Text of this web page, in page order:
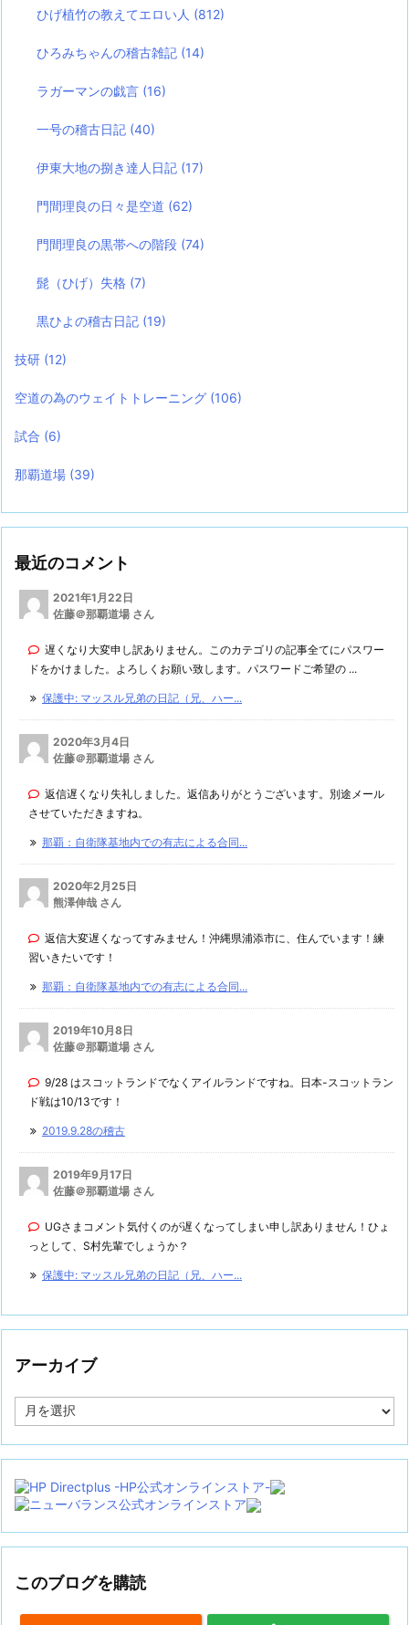
ひげ植竹の教えてエロい人 (812)
ひろみちゃんの稽古雑記 (14)
ラガーマンの戯言 (16)
一号の稽古日記 (40)
伊東大地の捌き達人日記 (17)
門間理良の日々是空道 (62)
門間理良の黒帯への階段 (74)
髭（ひげ）失格 (7)
黒ひよの稽古日記 (19)
技研 (12)
空道の為のウェイトトレーニング (106)
試合 (6)
那覇道場 (39)
最近のコメント
2021年1月22日
佐藤＠那覇道場 さん
遅くなり大変申し訳ありません。このカテゴリの記事全てにパスワー
ドをかけました。よろしくお願い致します。パスワードご希望の ...
保護中: マッスル兄弟の日記（兄、ハー...
2020年3月4日
佐藤＠那覇道場 さん
返信遅くなり失礼しました。返信ありがとうございます。別途メール
させていただきますね。
那覇：自衛隊基地内での有志による合同...
2020年2月25日
熊澤伸哉 さん
返信大変遅くなってすみません！沖縄県浦添市に、住んでいます！練
習いきたいです！
那覇：自衛隊基地内での有志による合同...
2019年10月8日
佐藤＠那覇道場 さん
9/28 はスコットランドでなくアイルランドですね。日本-スコットラン
ド戦は10/13です！
2019.9.28の稽古
2019年9月17日
佐藤＠那覇道場 さん
UGさまコメント気付くのが遅くなってしまい申し訳ありません！ひょ
っとして、S村先輩でしょうか？
保護中: マッスル兄弟の日記（兄、ハー...
アーカイブ
ー
イ
このブログを購読